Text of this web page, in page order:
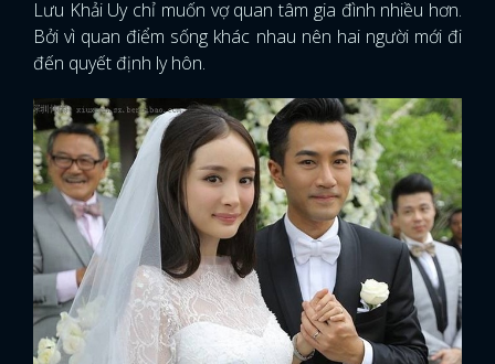
Lưu Khải Uy chỉ muốn vợ quan tâm gia đình nhiều hơn.
Bởi vì quan điểm sống khác nhau nên hai người mới đi
đến quyết định ly hôn.